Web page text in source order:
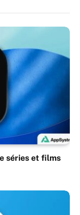
séries et films